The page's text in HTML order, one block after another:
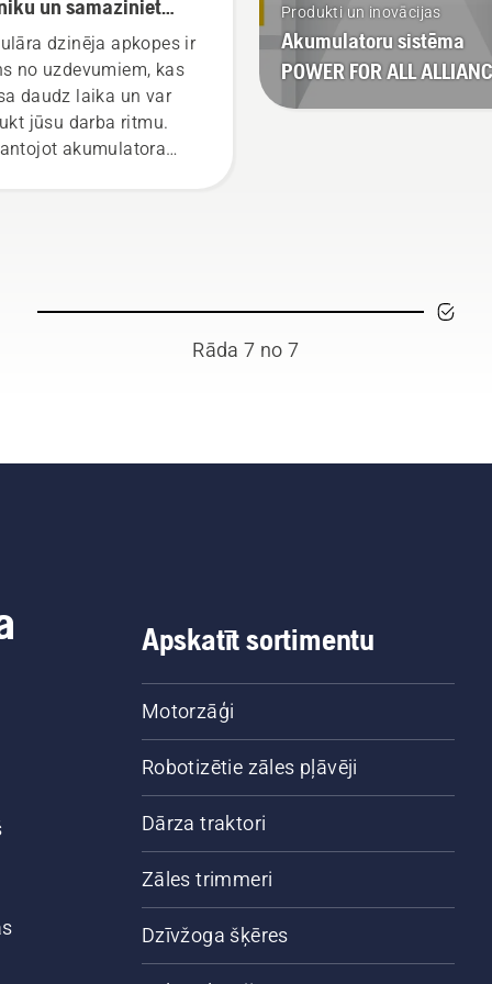
un samaziniet
apjomu
dzinēja apkopes ir
no uzdevumiem, kas
daudz laika un var
jūsu darba ritmu.
akumulatora
Produkti un inovācijas
Akumulatoru sistēma
POWER FOR ALL
Rāda 7 no 7
Apskatīt sortimentu
Motorzāģi
Robotizētie zāles pļāvēji
Dārza traktori
Zāles trimmeri
Dzīvžoga šķēres